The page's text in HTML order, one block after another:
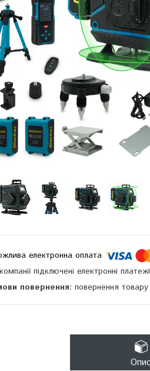
підключені електронні
повернення
Опис